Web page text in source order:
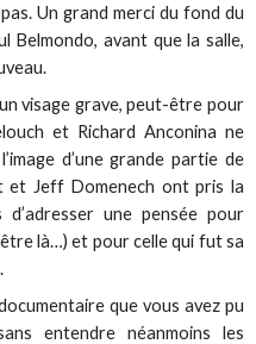
Un grand merci du fond du
Belmondo, avant que la salle,
visage grave, peut-être pour
et Richard Anconina ne
d’une grande partie de
et Jeff Domenech ont pris la
une pensée pour
là…) et pour celle qui fut sa
que vous avez pu
entendre néanmoins les